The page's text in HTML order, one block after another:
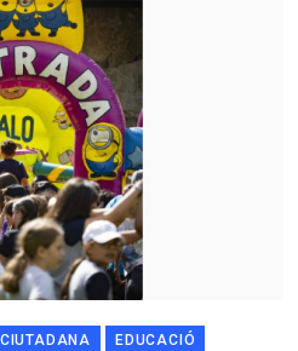
EDUCACIÓ